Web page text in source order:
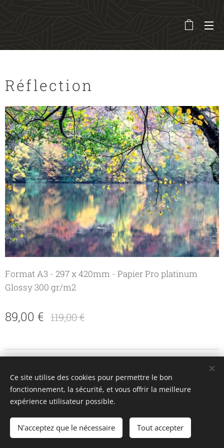
Réflection
Format A3 - 297 x 420mm - Papier Pro platinum
Glossy 300 gr/m2
89,00 € 119,00€
AJOUTER AU PANIER
Optimisé parWebnode Cookies
Ce site utilise des cookies pour permettre le bon
fonctionnement, la sécurité, et vous offrir la meilleure
expérience utilisateur possible.
N'acceptez que le nécessaire Tout accepter